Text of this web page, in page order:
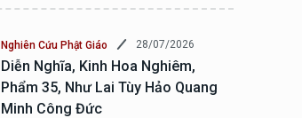
Nghiên Cứu Phật Giáo 28/07/2026
Diễn Nghĩa, Kinh Hoa Nghiêm,
Phẩm 35, Như Lai Tùy Hảo Quang
Minh Công Đức